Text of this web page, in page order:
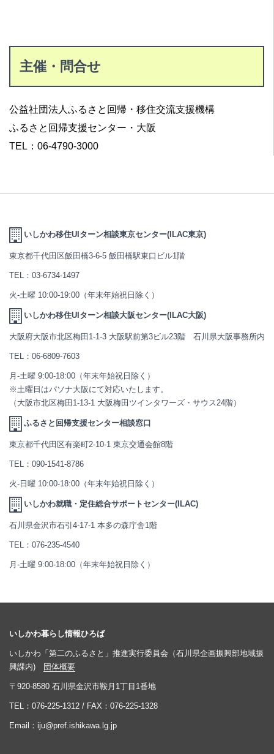
主催・問合せ
公益社団法人ふるさと回帰・移住交流支援機構
ふるさと回帰支援センター・大阪
TEL：06-4790-3000
いしかわ移住UIターン相談東京センター(ILAC東京)
東京都千代田区飯田橋3-6-5 飯田橋駅東口ビル1階
TEL： 03-6734-1497
火-土曜 10:00-19:00（年末年始祝日除く）
いしかわ移住UIターン相談大阪センター(ILAC大阪)
大阪府大阪市北区梅田1-1-3 大阪駅前第3ビル23階 石川県大阪事務所内
TEL： 06-6809-7603
月-土曜 9:00-18:00（年末年始祝日除く）
※土曜日はパソナ大阪にて対応いたします。
（大阪市北区梅田1-13-1 大阪梅田ツインタワーズ・サウス24階）
ふるさと回帰支援センター相談窓口
東京都千代田区有楽町2-10-1 東京交通会館8階
TEL： 090-1541-8786
火-日曜 10:00-18:00（年末年始祝日除く）
いしかわ就職・定住総合サポートセンター(ILAC)
石川県金沢市石引4-17-1 本多の森庁舎1階
TEL： 076-235-4540
月-土曜 9:00-18:00（年末年始祝日除く）
いしかわ暮らし情報ひろば
いしかわ「第二のふるさと」推進実行委員会（石川県企画振興部地域振
興課内) 団体概要
〒920-8580 石川県金沢市鞍月1丁目1番地
TEL： 076-225-1312 / FAX：076-225-1328
Email： iju@pref.ishikawa.lg.jp